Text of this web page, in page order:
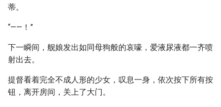
蒂。
“——！”
下一瞬间，舰娘发出如同母狗般的哀嚎，爱液尿液都一齐喷
射出去。
提督看着完全不成人形的少女，叹息一身，依次按下所有按
钮，离开房间，关上了大门。